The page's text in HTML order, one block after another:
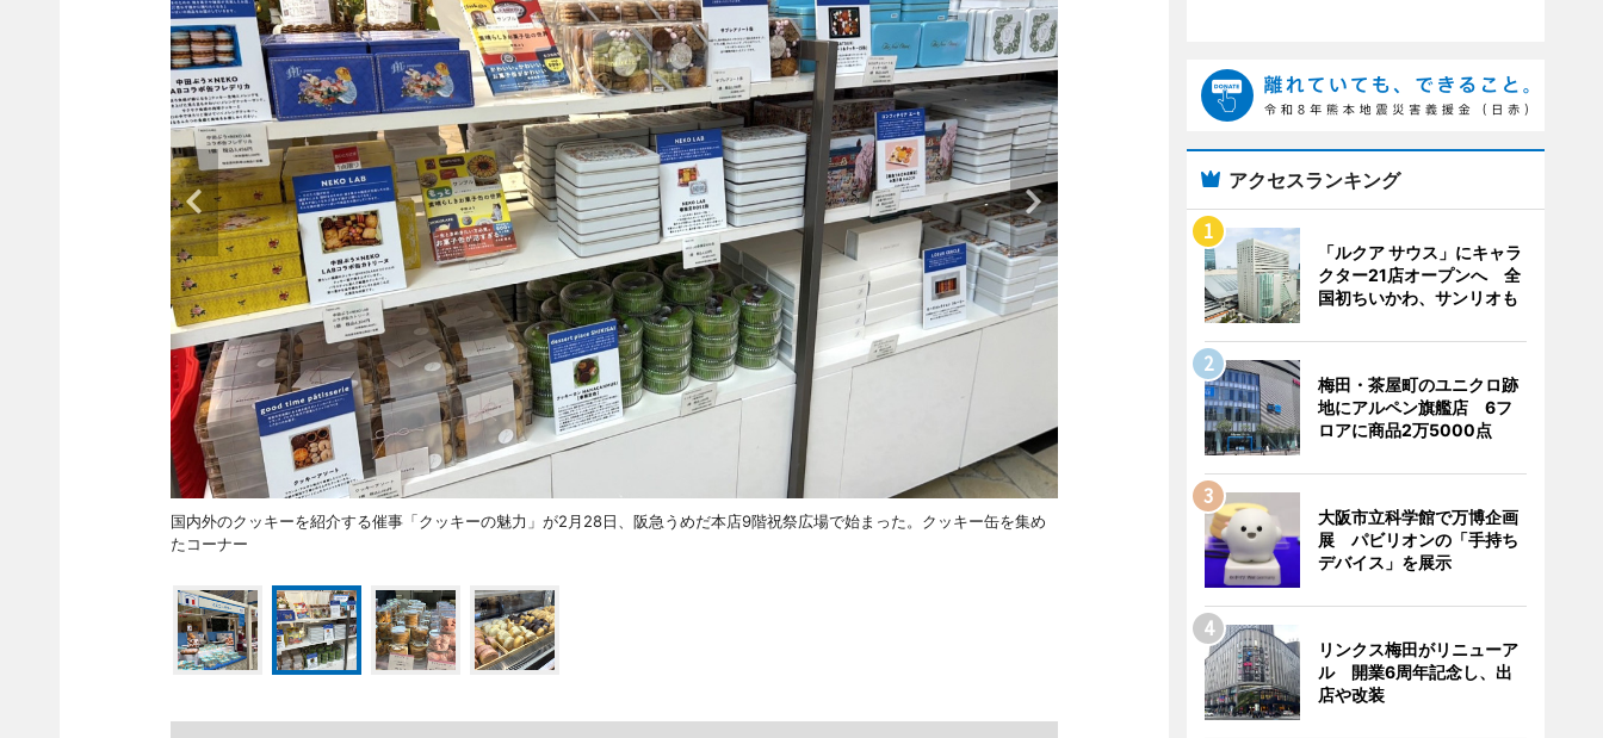
国内外のクッキーを紹介する催事「クッキーの魅力」が2月28日、阪急うめだ本店9階祝祭広場で始まった。クッキー缶を集め
たコーナー
アクセスランキング
「ルクア サウス」にキャラ
クター21店オープンへ 全
国初ちいかわ、サンリオも
梅田・茶屋町のユニクロ跡
地にアルペン旗艦店 6フ
ロアに商品2万5000点
大阪市立科学館で万博企画
展 パビリオンの「手持ち
デバイス」を展示
リンクス梅田がリニューア
ル 開業6周年記念し、出
店や改装